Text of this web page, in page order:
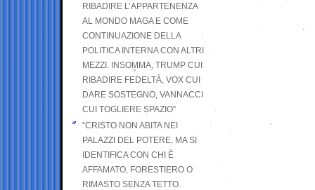
RIBADIRE L’APPARTENENZA
AL MONDO MAGA E COME
CONTINUAZIONE DELLA
POLITICA INTERNA CON ALTRI
MEZZI. INSOMMA, TRUMP CUI
RIBADIRE FEDELTÀ, VOX CUI
DARE SOSTEGNO, VANNACCI
CUI TOGLIERE SPAZIO”
“CRISTO NON ABITA NEI
PALAZZI DEL POTERE, MA SI
IDENTIFICA CON CHI È
AFFAMATO, FORESTIERO O
RIMASTO SENZA TETTO.